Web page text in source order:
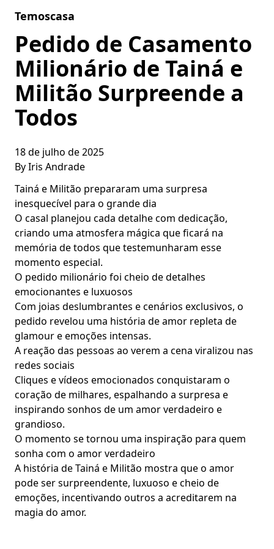
Temoscasa
Pedido de Casamento
Milionário de Tainá e
Militão Surpreende a
Todos
18 de julho de 2025
ByIris Andrade
Tainá e Militão prepararam uma surpresa
inesquecível para o grande dia
O casal planejou cada detalhe com dedicação,
criando uma atmosfera mágica que ficará na
memória de todos que testemunharam esse
momento especial.
O pedido milionário foi cheio de detalhes
emocionantes e luxuosos
Com joias deslumbrantes e cenários exclusivos, o
pedido revelou uma história de amor repleta de
glamour e emoções intensas.
A reação das pessoas ao verem a cena viralizou nas
redes sociais
Cliques e vídeos emocionados conquistaram o
coração de milhares, espalhando a surpresa e
inspirando sonhos de um amor verdadeiro e
grandioso.
O momento se tornou uma inspiração para quem
sonha com o amor verdadeiro
A história de Tainá e Militão mostra que o amor
pode ser surpreendente, luxuoso e cheio de
emoções, incentivando outros a acreditarem na
magia do amor.